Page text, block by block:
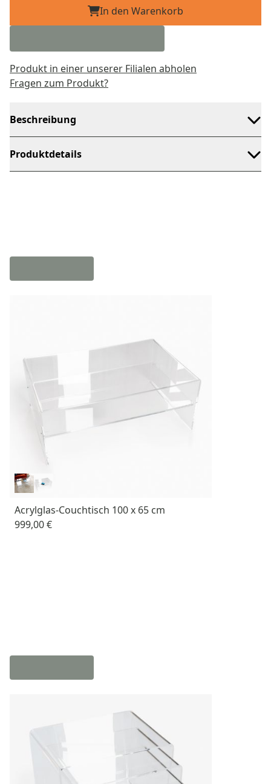
In den Warenkorb
Produkt in einer unserer Filialen abholen
Fragen zum Produkt?
Beschreibung
Produktdetails
Acrylglas-Couchtisch 100 x 65 cm
999,00 €